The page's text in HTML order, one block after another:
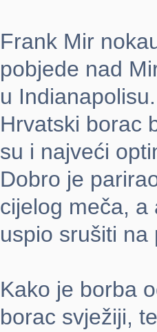
Frank Mir
pobjede nad
u Indianapolisu.
Hrvatski borac
su i najveći
Dobro je
cijelog meča, a
uspio srušiti na
Kako je borba
borac svježiji,